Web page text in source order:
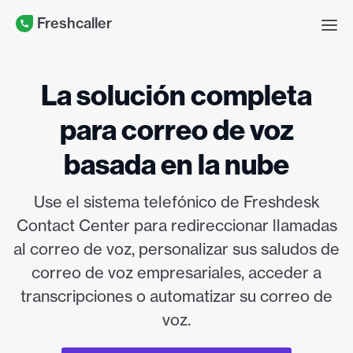
Freshcaller
La solución completa
para correo de voz
basada en la nube
Use el sistema telefónico de Freshdesk
Contact Center para redireccionar llamadas
al correo de voz, personalizar sus saludos de
correo de voz empresariales, acceder a
transcripciones o automatizar su correo de
voz.